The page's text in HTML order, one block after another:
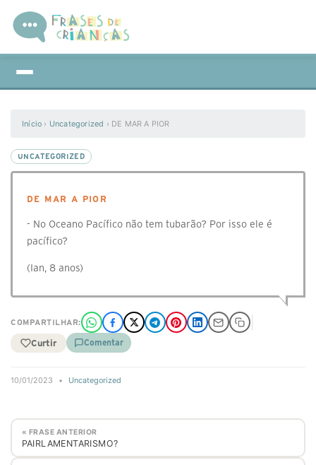
Início › Uncategorized › DE MAR A PIOR
UNCATEGORIZED
DE MAR A PIOR
- No Oceano Pacífico não tem tubarão? Por isso ele é
pacífico?
(Ian, 8 anos)
COMPARTILHAR:
Curtir Comentar
10/01/2023 • Uncategorized
« FRASE ANTERIOR
PAIRLAMENTARISMO?